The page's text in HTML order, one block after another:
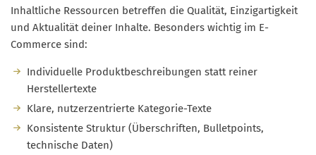
Inhaltliche Ressourcen betreffen die Qualität, Einzigartigkeit
und Aktualität deiner Inhalte. Besonders wichtig im E-
Commerce sind:
Individuelle Produktbeschreibungen statt reiner
Herstellertexte
Klare, nutzerzentrierte Kategorie-Texte
Konsistente Struktur (Überschriften, Bulletpoints,
technische Daten)